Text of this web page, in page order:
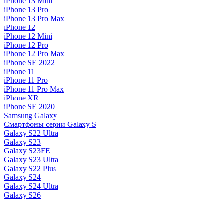
iPhone 13 Pro
iPhone 13 Pro Max
iPhone 12
iPhone 12 Mini
iPhone 12 Pro
iPhone 12 Pro Max
iPhone SE 2022
iPhone 11
iPhone 11 Pro
iPhone 11 Pro Max
iPhone XR
iPhone SE 2020
Samsung Galaxy
Смартфоны серии Galaxy S
Galaxy S22 Ultra
Galaxy S23
Galaxy S23FE
Galaxy S23 Ultra
Galaxy S22 Plus
Galaxy S24
Galaxy S24 Ultra
Galaxy S26